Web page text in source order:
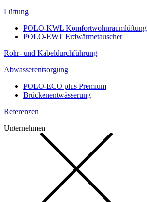
Lüftung
POLO-KWL Komfortwohnraumlüftung
POLO-EWT Erdwärmetauscher
Rohr- und Kabeldurchführung
Abwasserentsorgung
POLO-ECO plus Premium
Brückenentwässerung
Referenzen
Unternehmen